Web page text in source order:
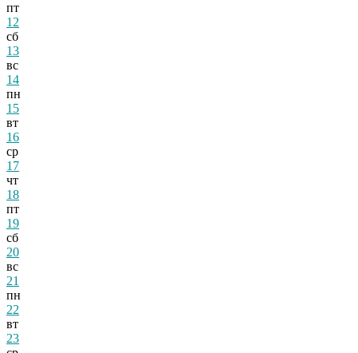
пт
12
сб
13
вс
14
пн
15
вт
16
ср
17
чт
18
пт
19
сб
20
вс
21
пн
22
вт
23